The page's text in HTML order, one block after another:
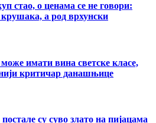
стао, о ценама се не говори:
крушака, а род врхунски
имати вина светске класе,
критичар данашњице
су суво злато на пијацама